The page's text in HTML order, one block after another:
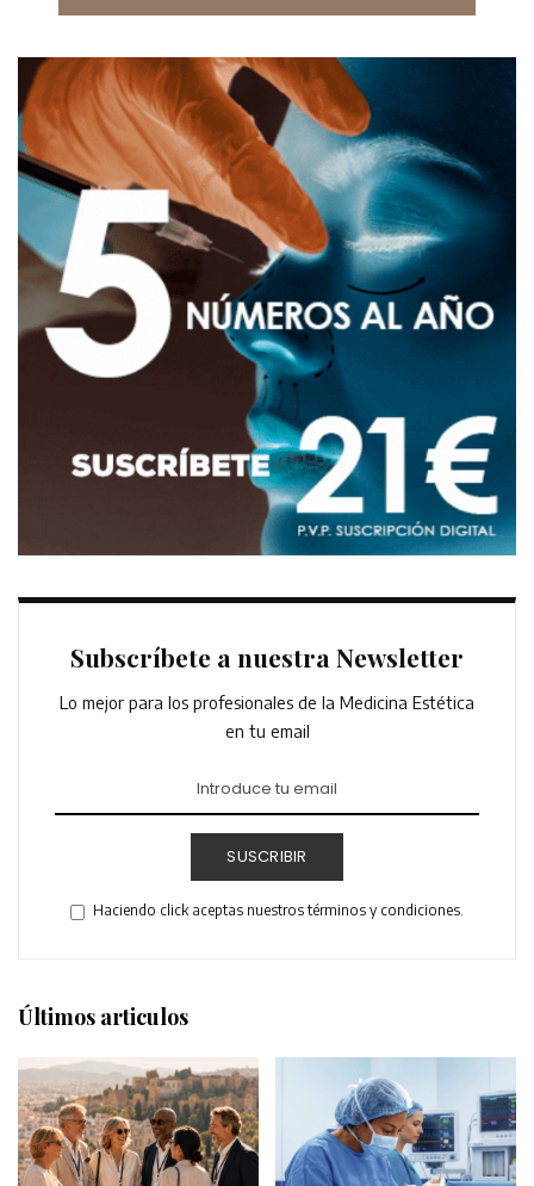
Subscríbete a nuestra Newsletter
Lo mejor para los profesionales de la Medicina Estética
en tu email
SUSCRIBIR
Haciendo click aceptas nuestros términos y condiciones.
Últimos articulos